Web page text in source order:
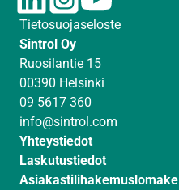
i
n
k
e
d
I
n
n
s
a
g
r
a
m
u
Tietosuojaseloste
Sintrol Oy
Ruosilantie 15
00390 Helsinki
09 5617 360
info@sintrol.com
Yhteystiedot
Laskutustiedot
Asiakastilihakemuslomake